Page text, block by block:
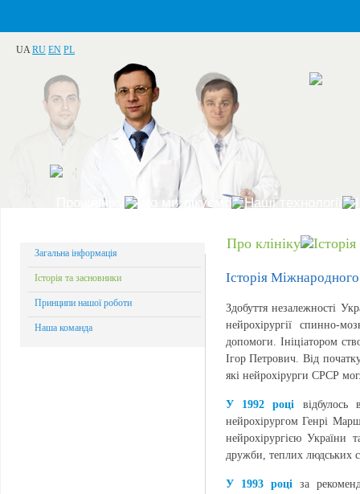
UA RU EN PL
Про клініку Що ми лікуємо Наші технології
Про клініку
Історія
Здобуття незалежності
нейрохірургії спинно-
допомоги. Ініціатором
Ігор Петрович. Від
які нейрохірурги СРСР
У 1992 році відбулось
нейрохірургом Генрі
нейрохірургією України
дружби, теплих людських
У 1993 роціза
Загальна інформація
Історія та засновники
Принципи нашої роботи
Наша команда